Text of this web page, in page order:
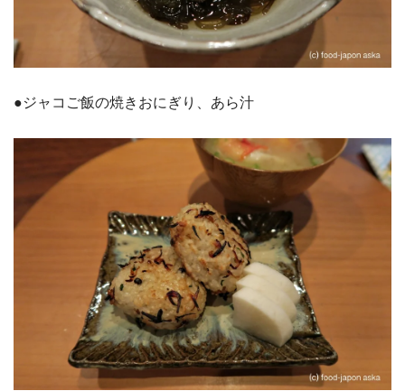
●ジャコご飯の焼きおにぎり、あら汁